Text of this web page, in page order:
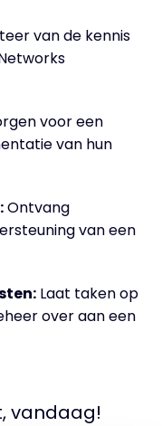
van de kennis
voor een
van hun
Ontvang
van een
Laat taken op
over aan een
vandaag!